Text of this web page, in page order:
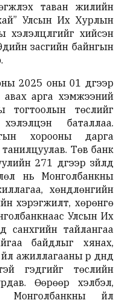
таван жилийн
Улсын Их Хурлын
хийсэн
засгийн байнгын
2025 оны 01 дүгээр
авах арга хэмжээний
тогтоолын төслийг
баталлаа.
хорооны дарга
Төв банк
271 дүгээр зүйлд
нь Монголбанкны
хөндлөнгийн
хэрэгжилт, хөрөнгө
Улсын Их
тайлангаа
байдлыг хянах,
ажиллагааны үр дүнд
гэдгийг төслийн
Өөрөөр хэлбэл,
үйл